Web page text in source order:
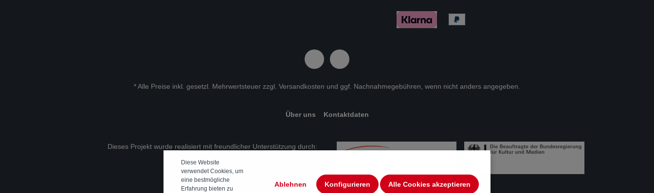
* Alle Preise inkl. gesetzl. Mehrwertsteuer zzgl. Versandkosten und ggf. Nachnahmegebühren, wenn nicht anders angegeben.
Über uns Kontaktdaten
Dieses Projekt wurde realisiert mit freundlicher Unterstützung durch:
Diese Website
verwendet Cookies, um
eine bestmögliche
Erfahrung bieten zu
Ablehnen Konfigurieren Alle Cookies akzeptieren